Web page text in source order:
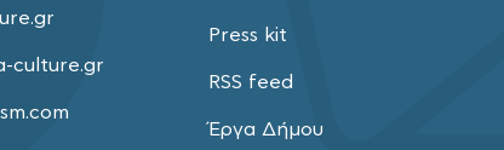
culture.gr
Press kit
RSS feed
Έργα Δήμου